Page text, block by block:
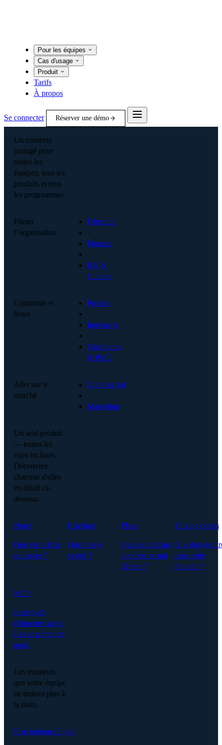
Pour les équipes
Cas d'usage
Produit
Tarifs
À propos
Se connecter Réserver une démo
Un contexte
partagé pour
toutes les
équipes, tous les
produits et tous
les programmes.
Piloter
l’organisation
Direction
·
Finance
·
RH &
Culture
Construire et
livrer
Produit
·
Ingénierie
·
Opérations
& PMO
Aller sur le
marché
Commercial
·
Marketing
Un seul produit
— toutes les
vues incluses.
Découvrez
chacune d'elles
en détail ci-
dessous.
Notes
Que vient-il de
se passer ?
Briefings
Que dois-je
savoir ?
Plans
Quel est le plan,
et qu'est-ce qui
dérape ?
Talking points
Que dois-je
dans cette
réunion ?
MCP
Interrogez
n'importe quelle
IA sur n'importe
quoi.
Les moments
que votre équipe
ne traitera plus à
la main.
Plan toujours à jour